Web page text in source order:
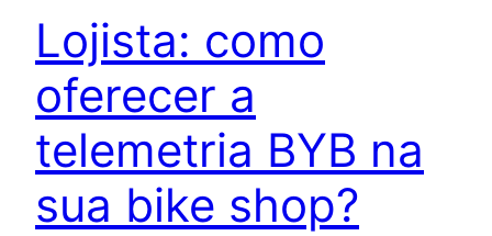
Lojista: como
oferecer a
telemetria BYB na
sua bike shop?